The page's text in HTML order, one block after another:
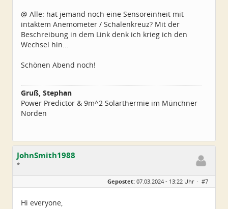
@ Alle: hat jemand noch eine Sensoreinheit mit
intaktem Anemometer / Schalenkreuz? Mit der
Beschreibung in dem Link denk ich krieg ich den
Wechsel hin...
Schönen Abend noch!
Gruß, Stephan
Power Predictor & 9m^2 Solarthermie im Münchner
Norden
JohnSmith1988
*
Geschlecht:
keine Angabe
Beiträge:
2
Gepostet: 07.03.2024 - 13:22 Uhr · #7
Hi everyone,